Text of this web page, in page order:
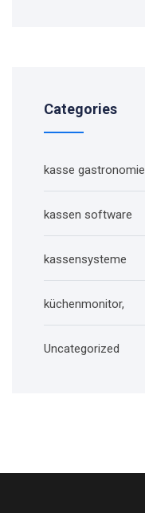
Categories
kasse gastronomie
kassen software
kassensysteme
küchenmonitor,
Uncategorized